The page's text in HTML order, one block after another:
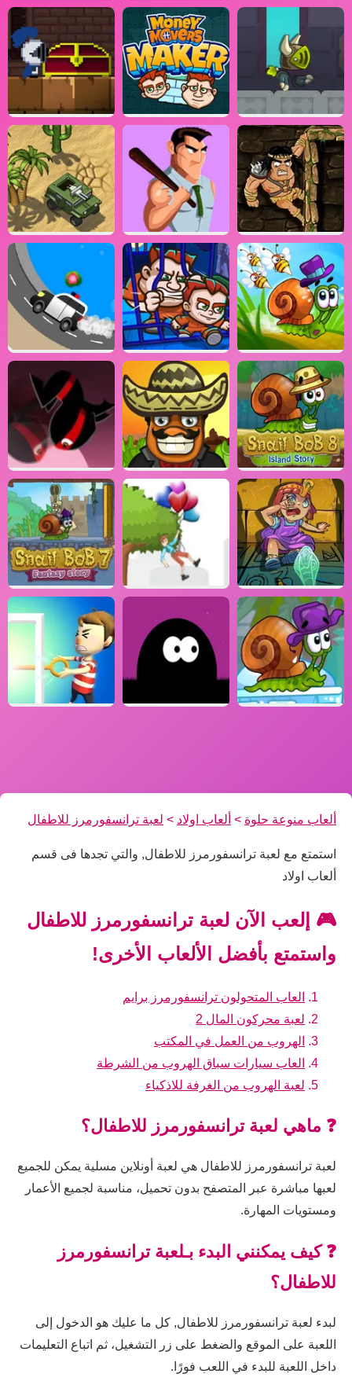
ألعاب منوعة حلوة > ألعاب اولاد > لعبة ترانسفورمرز للاطفال
استمتع مع لعبة ترانسفورمرز للاطفال, والتي تجدها فى قسم
ألعاب اولاد
🎮 إلعب الآن لعبة ترانسفورمرز للاطفال
واستمتع بأفضل الألعاب الأخرى!
العاب المتحولون ترانسفورمرز برايم
لعبة محركون المال 2
الهروب من العمل في المكتب
العاب سيارات سباق الهروب من الشرطة
لعبة الهروب من الغرفة للاذكياء
❓ ماهي لعبة ترانسفورمرز للاطفال؟
لعبة ترانسفورمرز للاطفال هي لعبة أونلاين مسلية يمكن للجميع
لعبها مباشرة عبر المتصفح بدون تحميل، مناسبة لجميع الأعمار
ومستويات المهارة.
❓ كيف يمكنني البدء بـلعبة ترانسفورمرز
للاطفال؟
لبدء لعبة ترانسفورمرز للاطفال, كل ما عليك هو الدخول إلى
اللعبة على الموقع والضغط على زر التشغيل، ثم اتباع التعليمات
داخل اللعبة للبدء في اللعب فورًا.